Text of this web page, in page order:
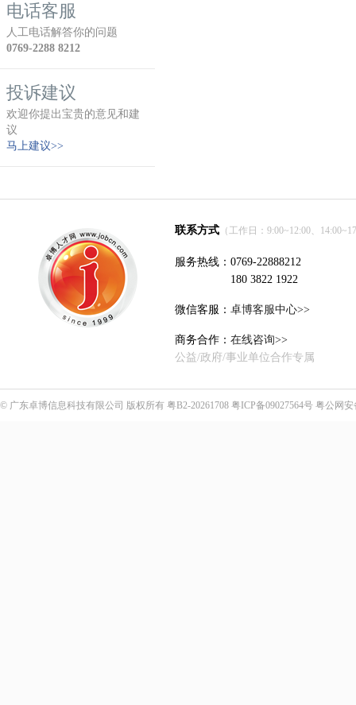
电话客服
人工电话解答你的问题
0769-2288 8212
投诉建议
欢迎你提出宝贵的意见和建
议
马上建议>>
联系方式 （工作日：9:00~12:00、
服务热线：0769-22888212
180 3822 1922
微信客服： 卓博客服中心>>
商务合作： 在线咨询>>
公益/政府/事业单位合作专属
© 广东卓博信息科技有限公司 版权所有 粤B2-20261708 粤ICP备09027564号 粤公网安